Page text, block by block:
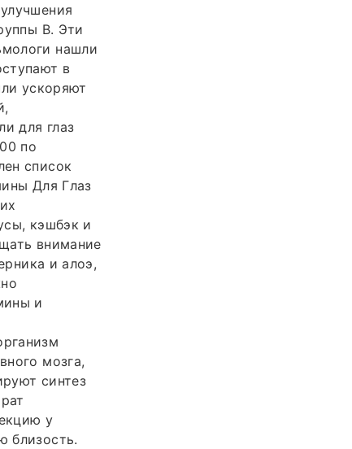
B. Эти
нашли
в
ускоряют
для глаз
по
список
Для Глаз
кэшбэк и
внимание
и алоэ,
и
мозга,
синтез
у
близость.